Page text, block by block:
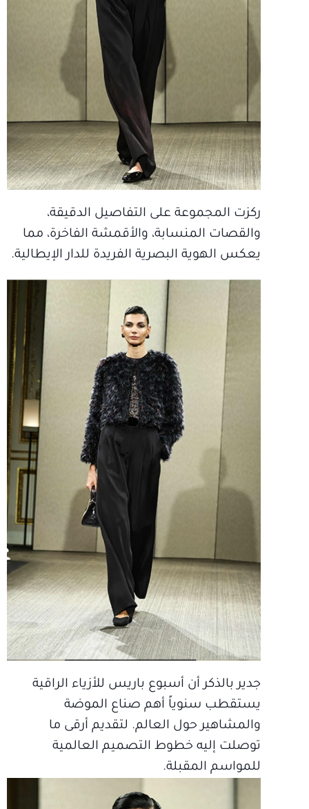
ركزت المجموعة على التفاصيل الدقيقة،
والقصات المنسابة، والأقمشة الفاخرة، مما
يعكس الهوية البصرية الفريدة للدار الإيطالية.
جدير بالذكر أن أسبوع باريس للأزياء الراقية
يستقطب سنوياً أهم صناع الموضة
والمشاهير حول العالم. لتقديم أرقى ما
توصلت إليه خطوط التصميم العالمية
للمواسم المقبلة.